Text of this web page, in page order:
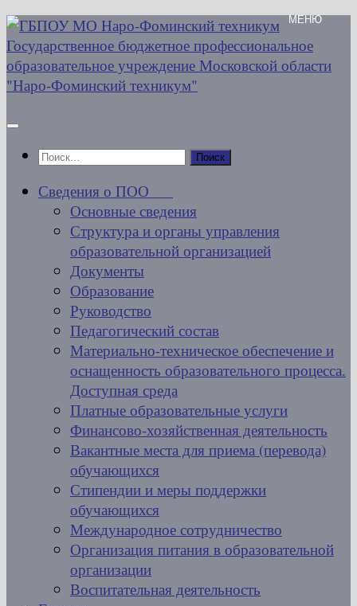
Перейти
к
содержимому
Найти:
Сведения о ПОО
Основные сведения
Структура и органы управления
образовательной организацией
Документы
Образование
Руководство
Педагогический состав
Материально-техническое обеспечение и
оснащенность образовательного процесса.
Доступная среда
Платные образовательные услуги
Финансово-хозяйственная деятельность
Вакантные места для приема (перевода)
обучающихся
Стипендии и меры поддержки
обучающихся
Международное сотрудничество
Организация питания в образовательной
организации
Воспитательная деятельность